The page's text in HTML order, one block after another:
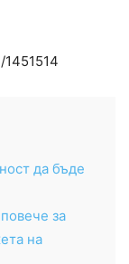
да бъде
за
на